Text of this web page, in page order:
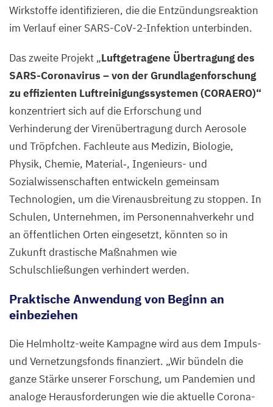
Wirkstoffe identifizieren, die die Entzündungsreaktion
im Verlauf einer SARS-CoV-2-Infektion unterbinden.
Das zweite Projekt „Luftgetragene Übertragung des
SARS-Coronavirus – von der Grundlagenforschung
zu effizienten Luftreinigungssystemen (CORAERO)“
konzentriert sich auf die Erforschung und
Verhinderung der Virenübertragung durch Aerosole
und Tröpfchen. Fachleute aus Medizin, Biologie,
Physik, Chemie, Material‑, Ingenieurs- und
Sozialwissenschaften entwickeln gemeinsam
Technologien, um die Virenausbreitung zu stoppen. In
Schulen, Unternehmen, im Personennahverkehr und
an öffentlichen Orten eingesetzt, könnten so in
Zukunft drastische Maßnahmen wie
Schulschließungen verhindert werden.
Praktische Anwendung von Beginn an
einbeziehen
Die Helmholtz-weite Kampagne wird aus dem Impuls-
und Vernetzungsfonds finanziert. „Wir bündeln die
ganze Stärke unserer Forschung, um Pandemien und
analoge Herausforderungen wie die aktuelle Corona-